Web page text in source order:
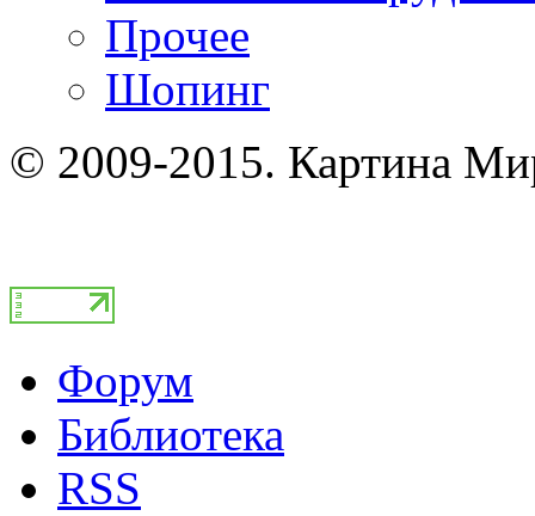
Прочее
Шопинг
© 2009-2015. Картина
Форум
Библиотека
RSS